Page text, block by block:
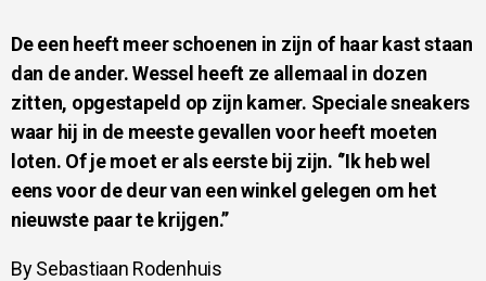
De een heeft meer schoenen in zijn of haar kast staan
dan de ander. Wessel heeft ze allemaal in dozen
zitten, opgestapeld op zijn kamer. Speciale sneakers
waar hij in de meeste gevallen voor heeft moeten
loten. Of je moet er als eerste bij zijn. ‘’Ik heb wel
eens voor de deur van een winkel gelegen om het
nieuwste paar te krijgen.’’
By Sebastiaan Rodenhuis